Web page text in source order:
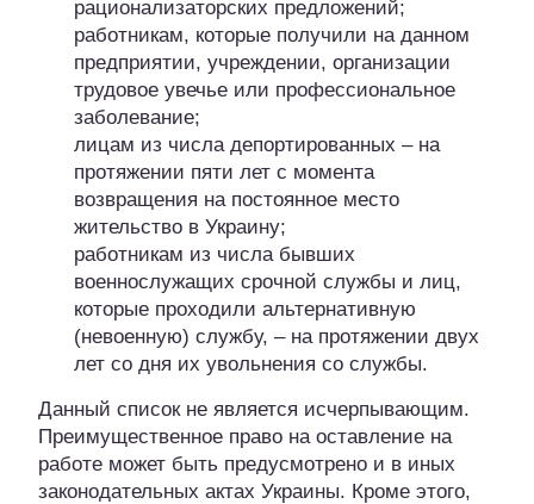
рационализаторских предложений;
работникам, которые получили на данном
предприятии, учреждении, организации
трудовое увечье или профессиональное
заболевание;
лицам из числа депортированных – на
протяжении пяти лет с момента
возвращения на постоянное место
жительство в Украину;
работникам из числа бывших
военнослужащих срочной службы и лиц,
которые проходили альтернативную
(невоенную) службу, – на протяжении двух
лет со дня их увольнения со службы.
Данный список не является исчерпывающим.
Преимущественное право на оставление на
работе может быть предусмотрено и в иных
законодательных актах Украины. Кроме этого,